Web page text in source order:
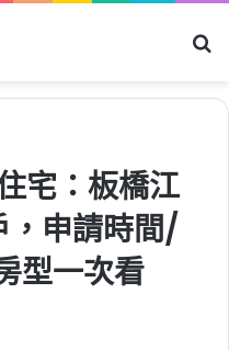
宅：板橋江
，申請時間/
型一次看